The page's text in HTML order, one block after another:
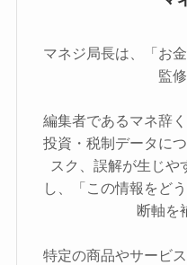
マネジ局長は、「お
監
編集者であるマネ辞
投資・税制データに
スク、誤解が生じや
し、「この情報をど
断軸を
特定の商品やサービ